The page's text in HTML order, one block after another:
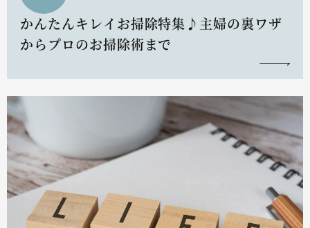
かんたんキレイお掃除特集♪主婦の裏ワザ
からプロのお掃除術まで